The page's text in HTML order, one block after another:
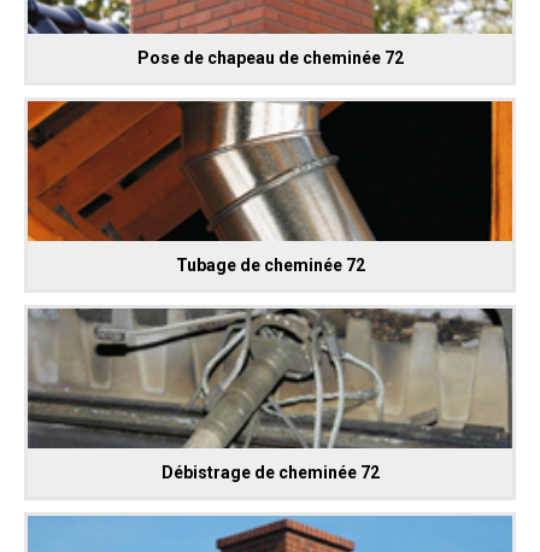
Pose de chapeau de cheminée 72
Tubage de cheminée 72
Débistrage de cheminée 72